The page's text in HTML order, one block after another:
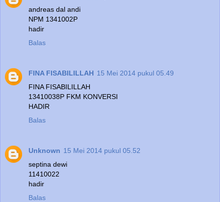
andreas dal andi
NPM 1341002P
hadir
Balas
FINA FISABILILLAH 15 Mei 2014 pukul 05.49
FINA FISABILILLAH
13410038P FKM KONVERSI
HADIR
Balas
Unknown 15 Mei 2014 pukul 05.52
septina dewi
11410022
hadir
Balas